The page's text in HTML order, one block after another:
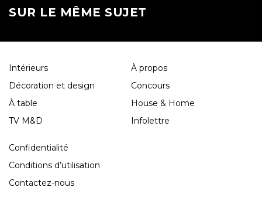
SUR LE MÊME SUJET
Intérieurs
Décoration et design
À table
TV M&D
À propos
Concours
House & Home
Infolettre
Confidentialité
Conditions d’utilisation
Contactez-nous